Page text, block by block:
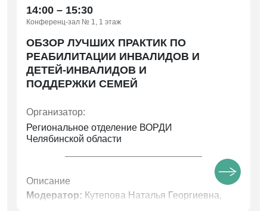
14:00 – 15:30
Конференц-зал № 1, 1 этаж
ОБЗОР ЛУЧШИХ ПРАКТИК ПО
РЕАБИЛИТАЦИИ ИНВАЛИДОВ И
ДЕТЕЙ-ИНВАЛИДОВ И
ПОДДЕРЖКИ СЕМЕЙ
Организатор:
Региональное отделение ВОРДИ
Челябинской области
Описание
Модератор: Кутепова Наталья Георгиевна,